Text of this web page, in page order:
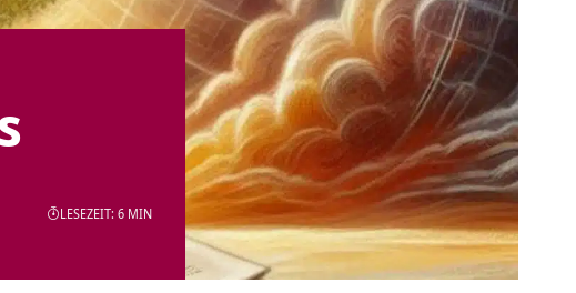
LESEZEIT: 6 MIN